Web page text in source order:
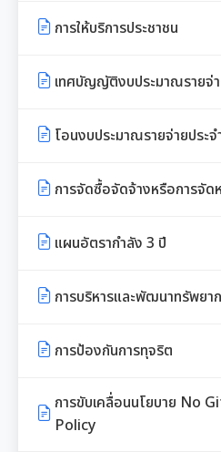
มาตรฐานกำหนดตำแหน่ง
ก.อบต.
มติ ก.ท.จ.เชียงใหม่
การเลื่อนขั้นเงินเดือน
ข้าราชการ
อบรม
การให้บริการประชาชน
คู่มือหรือแนวทางการขอรั
ข้อมูลสถิติการให้บริการ
รายงานผลการสำรวจคว
นโยบายคุ้มครองข้อมูลส่
เทศบัญญัติงบประมาณรายจ่
โอนงบประมาณรายจ่ายประจ
โอนงบประมาณรายจ่ายป
ปี รอบ 6 เดือน
รายงานผลการใช้จ่ายงบป
การจัดซื้อจัดจ้างหรือการจัด
แผนการจัดซื้อจัดจ้างหรือ
สรุปผลการจัดซื้อจัดจ้าง ห
จัดหาพัสดุประจำปี
รายการการจัดซื้อจัดจ้างหรื
แผนอัตรากำลัง 3 ปี
การบริหารและพัฒนาทรัพยา
หลักเกณฑ์การบริหารและ
แผนการบริหารและพัฒน
บุคคล
การป้องกันการทุจริต
แนวปฏิบัติการจัดการเรื่อง
การทุจริตฯ
การขับเคลื่อนนโยบาย No
Policy